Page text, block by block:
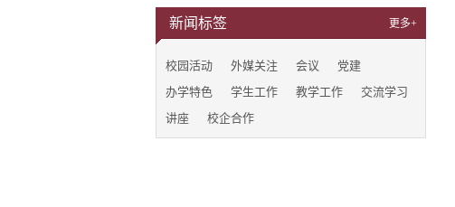
新闻标签 更多+
校园活动 外媒关注 会议
党建
办学特色
学生工作 教学工作
交流学习
讲座
校企合作